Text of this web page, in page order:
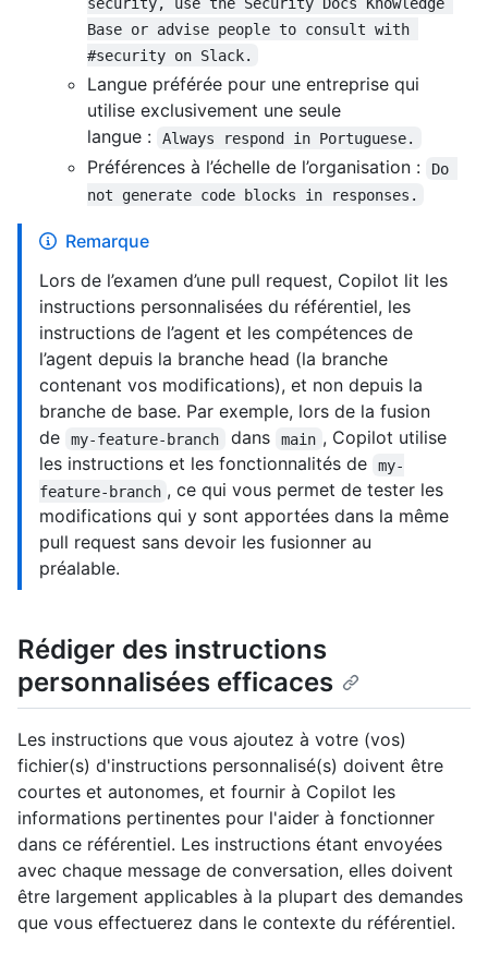
Base or advise people to consult with
#security on Slack.
Langue préférée pour une entreprise qui
utilise exclusivement une seule
langue :
Always respond in Portuguese.
Préférences à l’échelle de l’organisation :
Do
not generate code blocks in responses.
Remarque
Lors de l’examen d’une pull request, Copilot lit les
instructions personnalisées du référentiel, les
instructions de l’agent et les compétences de
l’agent depuis la branche head (la branche
contenant vos modifications), et non depuis la
branche de base. Par exemple, lors de la fusion
de
my-feature-branch dans main , Copilot utilise
les instructions et les fonctionnalités de
my-
feature-branch , ce qui vous permet de tester les
modifications qui y sont apportées dans la même
pull request sans devoir les fusionner au
préalable.
Rédiger des instructions
personnalisées efficaces
Les instructions que vous ajoutez à votre (vos)
fichier(s) d'instructions personnalisé(s) doivent être
courtes et autonomes, et fournir à Copilot les
informations pertinentes pour l'aider à fonctionner
dans ce référentiel. Les instructions étant envoyées
avec chaque message de conversation, elles doivent
être largement applicables à la plupart des demandes
que vous effectuerez dans le contexte du référentiel.